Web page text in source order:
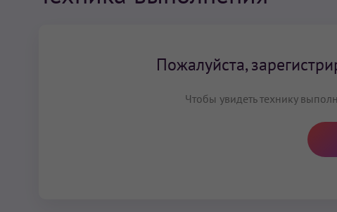
Пожалуйста,
Чтобы увидеть технику